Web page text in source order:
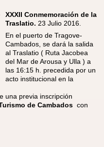
XXXII Conmemoración de la
Traslatio. 23 Julio 2016.
​En el puerto de Tragove-
Cambados, se dará la salida
al Traslatio ( Ruta Jacobea
del Mar de Arousa y Ulla ) a
las 16:15 h. precedida por un
acto institucional en la
una previa inscripción
de Cambados con